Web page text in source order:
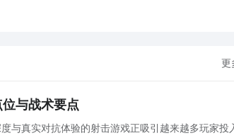
更
与战术要点
与真实对抗体验的射击游戏正吸引越来越多玩家投